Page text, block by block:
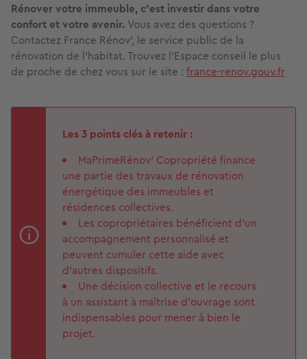
Rénover votre immeuble, c’est investir dans votre
confort et votre avenir. Vous avez des questions ?
Contactez France Rénov’, le service public de la
rénovation de l’habitat. Trouvez l’Espace conseil le plus
de proche de chez vous sur le site : france-renov.gouv.fr
Les 3 points clés à retenir :
MaPrimeRénov' Copropriété finance
une partie des travaux de rénovation
énergétique des immeubles et
résidences collectives.
Les copropriétaires bénéficient d’un
accompagnement personnalisé et
peuvent cumuler cette aide avec
d’autres dispositifs.
Une décision collective et le recours
à un assistant à maîtrise d’ouvrage sont
indispensables pour mener à bien le
projet.